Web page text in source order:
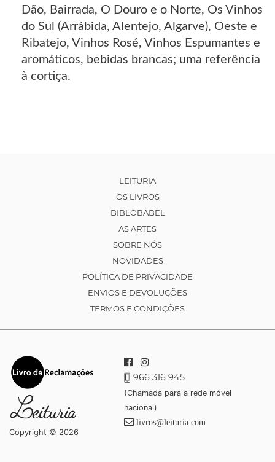
Dão, Bairrada, O Douro e o Norte, Os Vinhos
do Sul (Arrábida, Alentejo, Algarve), Oeste e
Ribatejo, Vinhos Rosé, Vinhos Espumantes e
aromáticos, bebidas brancas; uma referência
à cortiça.
LEITURIA
OS LIVROS
BIBLOBABEL
AS ARTES
SOBRE NÓS
NOVIDADES
POLÍTICA DE PRIVACIDADE
ENVIOS E DEVOLUÇÕES
TERMOS E CONDIÇÕES
Copyright © 2026
966 316 945
(Chamada para a rede móvel
nacional)
livros@leituria.com